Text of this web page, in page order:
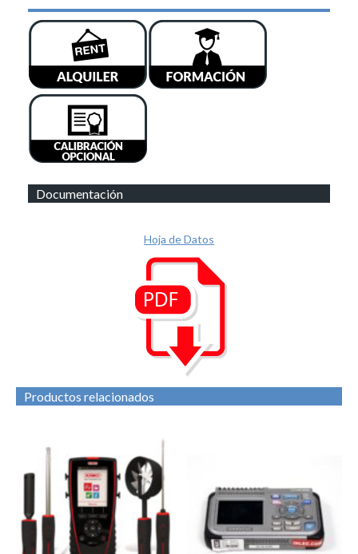
Documentación
Hoja de Datos
Productos relacionados